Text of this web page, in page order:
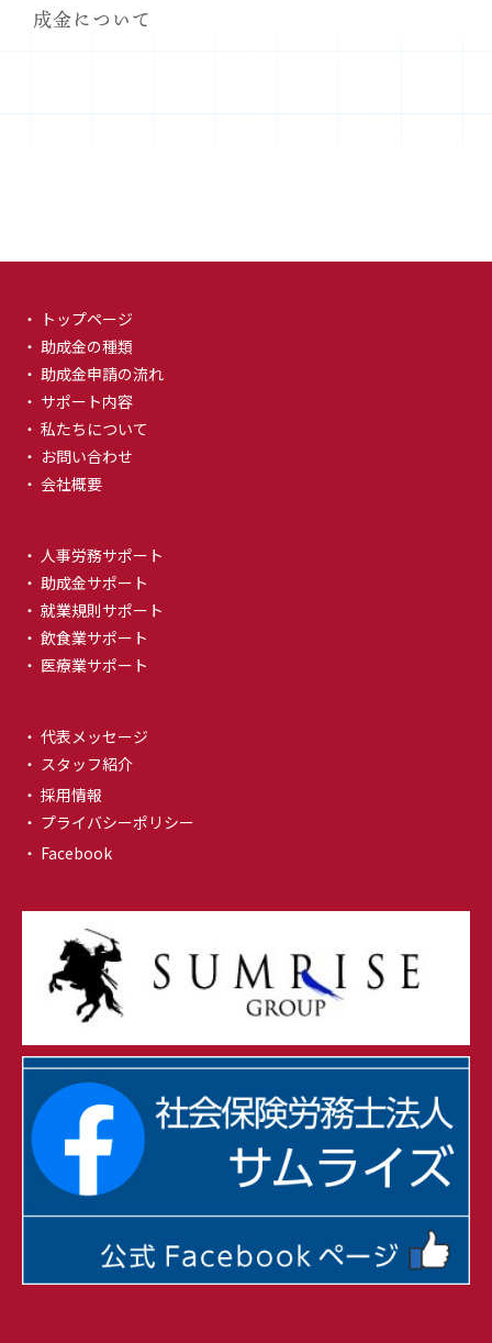
ー
成金について
・ トップページ
・ 助成金の種類
・ 助成金申請の流れ
・ サポート内容
・ 私たちについて
・ お問い合わせ
・ 会社概要
・ 人事労務サポート
・ 助成金サポート
・ 就業規則サポート
・ 飲食業サポート
・ 医療業サポート
・ 代表メッセージ
・ スタッフ紹介
・ 採用情報
・ プライバシーポリシー
・ Facebook